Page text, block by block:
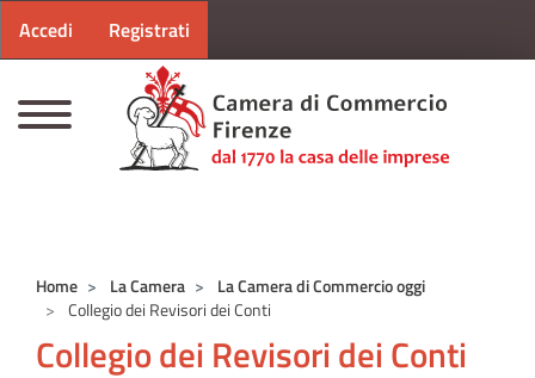
Menu profilo utente
Accedi Registrati
Home La Camera
La Camera di Commercio oggi
Collegio dei Revisori dei Conti
Collegio dei Revisori dei Conti